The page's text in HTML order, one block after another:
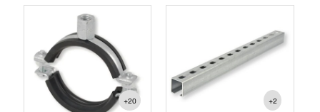
+20 +2